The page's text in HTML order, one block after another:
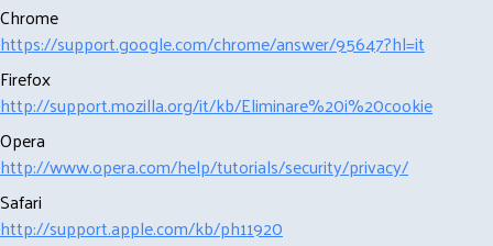
Chrome
https://support.google.com/chrome/answer/95647?hl=it
Firefox
http://support.mozilla.org/it/kb/Eliminare%20i%20cookie
Opera
http://www.opera.com/help/tutorials/security/privacy/
Safari
http://support.apple.com/kb/ph11920